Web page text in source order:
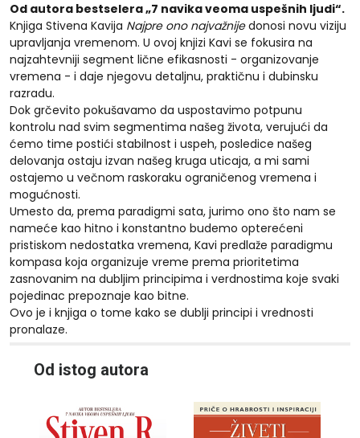
Od autora bestselera „7 navika veoma uspešnih ljudi“.
Knjiga Stivena Kavija Najpre ono najvažnijedonosi novu viziju
upravljanja vremenom. U ovoj knjizi Kavi se fokusira na
najzahtevniji segment lične efikasnosti - organizovanje
vremena - i daje njegovu detaljnu, praktičnu i dubinsku
razradu.
Dok grčevito pokušavamo da uspostavimo potpunu
kontrolu nad svim segmentima našeg života, verujući da
ćemo time postići stabilnost i uspeh, posledice našeg
delovanja ostaju izvan našeg kruga uticaja, a mi sami
ostajemo u večnom raskoraku ograničenog vremena i
mogućnosti.
Umesto da, prema paradigmi sata, jurimo ono što nam se
nameće kao hitno i konstantno budemo opterećeni
pristiskom nedostatka vremena, Kavi predlaže paradigmu
kompasa koja organizuje vreme prema prioritetima
zasnovanim na dubljim principima i verdnostima koje svaki
pojedinac prepoznaje kao bitne.
Ovo je i knjiga o tome kako se dublji principi i vrednosti
pronalaze.
Od istog autora